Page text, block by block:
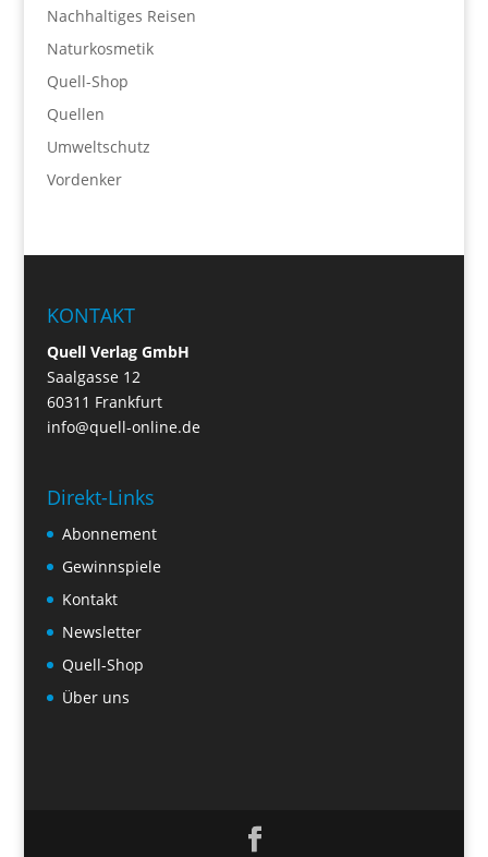
Nachhaltiges Reisen
Naturkosmetik
Quell-Shop
Quellen
Umweltschutz
Vordenker
KONTAKT
Quell Verlag GmbH
Saalgasse 12
60311 Frankfurt
info@quell-online.de
Direkt-Links
Abonnement
Gewinnspiele
Kontakt
Newsletter
Quell-Shop
Über uns